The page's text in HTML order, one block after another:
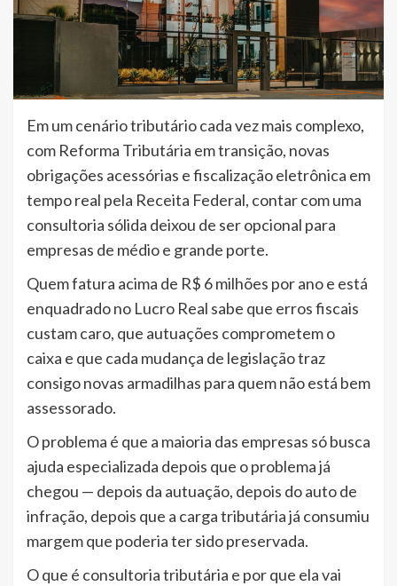
Em um cenário tributário cada vez mais complexo,
com Reforma Tributária em transição, novas
obrigações acessórias e fiscalização eletrônica em
tempo real pela Receita Federal, contar com uma
consultoria sólida deixou de ser opcional para
empresas de médio e grande porte.
Quem fatura acima de R$ 6 milhões por ano e está
enquadrado no Lucro Real sabe que erros fiscais
custam caro, que autuações comprometem o
caixa e que cada mudança de legislação traz
consigo novas armadilhas para quem não está bem
assessorado.
O problema é que a maioria das empresas só busca
ajuda especializada depois que o problema já
chegou — depois da autuação, depois do auto de
infração, depois que a carga tributária já consumiu
margem que poderia ter sido preservada.
O que é consultoria tributária e por que ela vai